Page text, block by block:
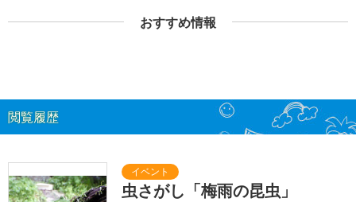
おすすめ情報
閲覧履歴
虫さがし「梅雨の昆虫」